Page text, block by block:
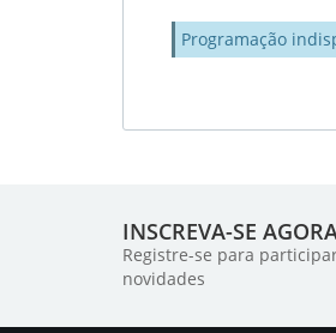
Programação
INSCREVA-SE
Registre-se para
novidades